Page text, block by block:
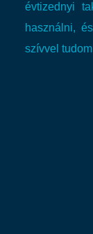
évtizednyi
használni,
szívvel